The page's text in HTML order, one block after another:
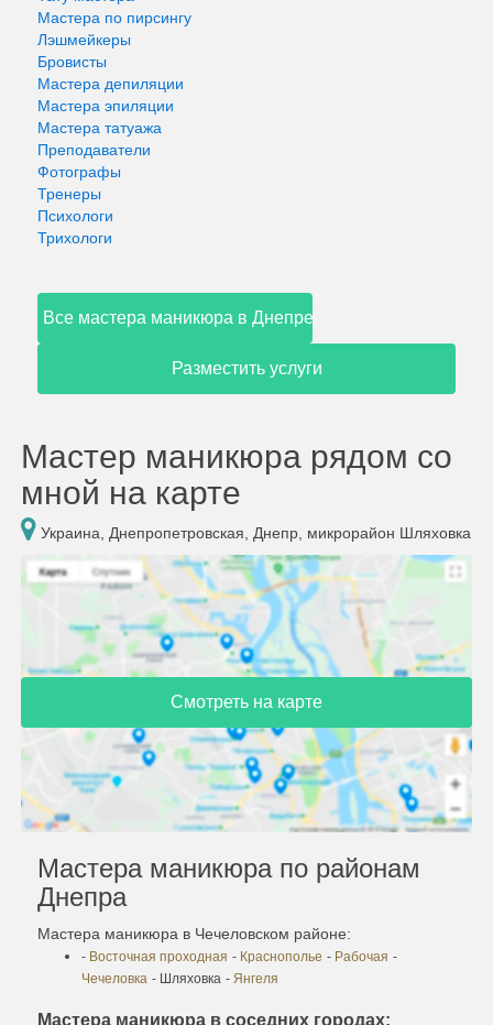
Мастера по пирсингу
Лэшмейкеры
Бровисты
Мастера депиляции
Мастера эпиляции
Мастера татуажа
Преподаватели
Фотографы
Тренеры
Психологи
Трихологи
Все мастера маникюра в Днепре
Разместить услуги
Мастер маникюра рядом со
мной на карте
Украина, Днепропетровская, Днепр, микрорайон Шляховка
Смотреть на карте
Мастера маникюра по районам
Днепра
Мастера маникюра в Чечеловском районе:
- Восточная проходная - Краснополье - Рабочая -
Чечеловка - Шляховка - Янгеля
Мастера маникюра в соседних городах: